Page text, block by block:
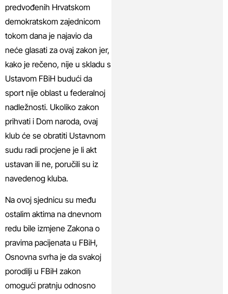
predvođenih Hrvatskom
demokratskom zajednicom
tokom dana je najavio da
neće glasati za ovaj zakon jer,
kako je rečeno, nije u skladu s
Ustavom FBiH budući da
sport nije oblast u federalnoj
nadležnosti. Ukoliko zakon
prihvati i Dom naroda, ovaj
klub će se obratiti Ustavnom
sudu radi procjene je li akt
ustavan ili ne, poručili su iz
navedenog kluba.
Na ovoj sjednicu su među
ostalim aktima na dnevnom
redu bile izmjene Zakona o
pravima pacijenata u FBiH,
Osnovna svrha je da svakoj
porodilji u FBiH zakon
omogući pratnju odnosno